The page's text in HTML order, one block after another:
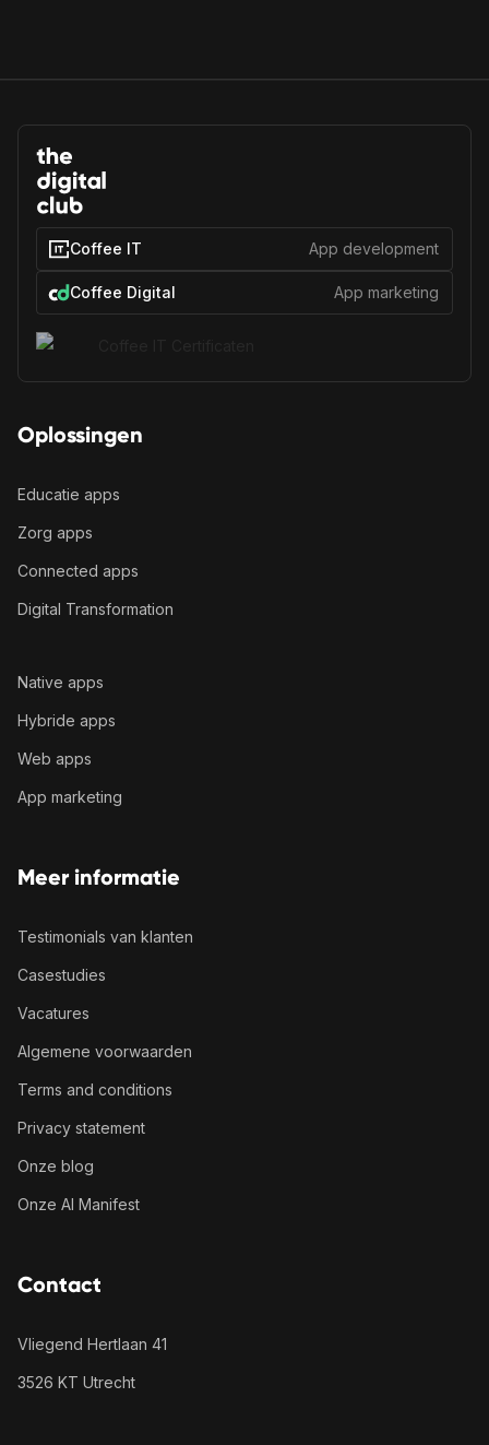
Oplossingen
Educatie apps
Zorg apps
Connected apps
Digital Transformation
Native apps
Hybride apps
Web apps
App marketing
Meer informatie
Testimonials van klanten
Casestudies
Vacatures
Algemene voorwaarden
Terms and conditions
Privacy statement
Onze blog
Onze AI Manifest
Contact
Vliegend Hertlaan 41
3526 KT Utrecht
Coffee IT App development
Coffee Digital App marketing